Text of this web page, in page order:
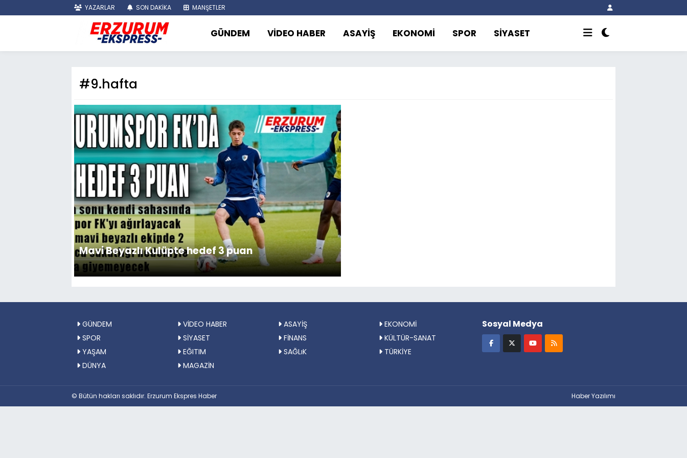
YAZARLAR SON DAKİKA MANŞETLER
GÜNDEM VİDEO HABER ASAYİŞ EKONOMİ SPOR SİYASET
#9.hafta
Mavi Beyazlı Kulüpte hedef 3 puan
GÜNDEM VİDEO HABER ASAYİŞ
EKONOMİ
SPOR
SİYASET FİNANS
KÜLTÜR-SANAT
YAŞAM
EĞITIM SAĞLıK
TÜRKİYE
DÜNYA
MAGAZİN
Sosyal Medya
© Bütün hakları saklıdır. Erzurum Ekspres Haber Haber Yazılımı